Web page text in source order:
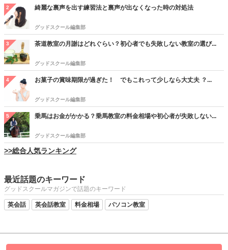
2 綺麗な裏声を出す練習法と裏声が出なくなった時の対処法
グッドスクール編集部
3 茶道教室の月謝はどれぐらい？初心者でも失敗しない教室の選び...
グッドスクール編集部
4 お菓子の賞味期限が過ぎた！ でもこれって少しなら大丈夫 ？...
グッドスクール編集部
5 乗馬はお金がかかる？乗馬教室の料金相場や初心者が失敗しない...
グッドスクール編集部
>>総合人気ランキング
最近話題のキーワード
グッドスクールマガジンで話題のキーワード
英会話 英会話教室 料金相場 パソコン教室